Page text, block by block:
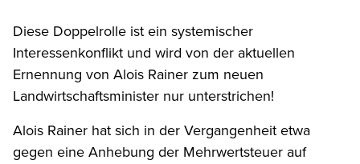
Diese Doppelrolle ist ein systemischer
Interessenkonflikt und wird von der aktuellen
Ernennung von Alois Rainer zum neuen
Landwirtschaftsminister nur unterstrichen!
Alois Rainer hat sich in der Vergangenheit etwa
gegen eine Anhebung der Mehrwertsteuer auf